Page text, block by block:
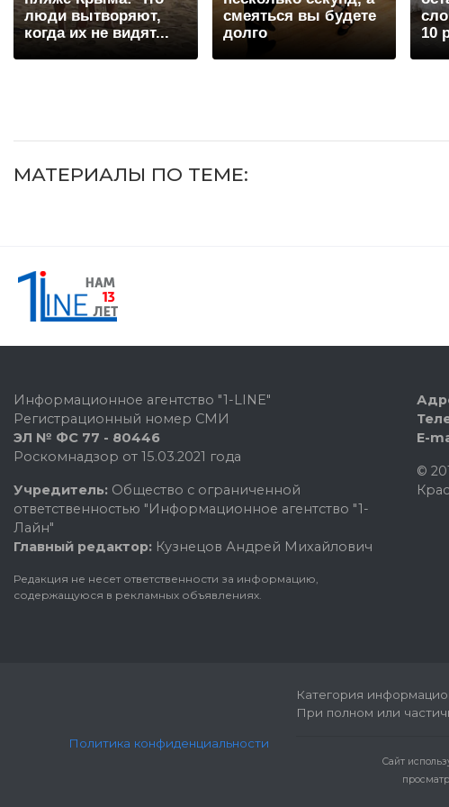
люди вытворяют,
когда их не видят...
смеяться вы будете
долго
10
МАТЕРИАЛЫ ПО ТЕМЕ:
Информационное агентство "1-LINE"
Регистрационный номер СМИ
ЭЛ № ФС 77 - 80446
Роскомнадзор от 15.03.2021 года
Учредитель: Общество с ограниченной
ответственностью "Информационное агентство "1-
Лайн"
Главный редактор: Кузнецов Андрей Михайлович
Редакция не несет ответственности за информацию,
содержащуюся в рекламных объявлениях.
E-
©
Политика конфиденциальности
Категория
При полном или
Cайт